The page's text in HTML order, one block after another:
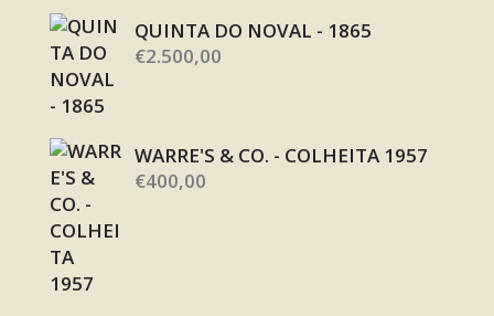
QUINTA DO NOVAL - 1865
€2.500,00
WARRE'S & CO. - COLHEITA 1957
€400,00